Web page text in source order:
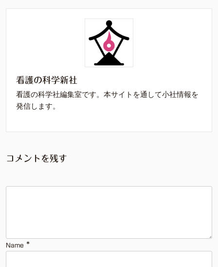
看護の科学新社
看護の科学社編集室です。本サイトを通して小社情報を
発信します。
コメントを残す
Name *